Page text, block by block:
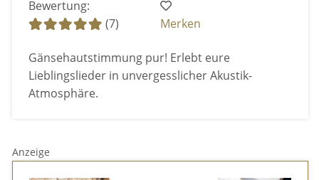
Bewertung:
(7)
Merken
Gänsehautstimmung pur! Erlebt eure
Lieblingslieder in unvergesslicher Akustik-
Atmosphäre.
Anzeige